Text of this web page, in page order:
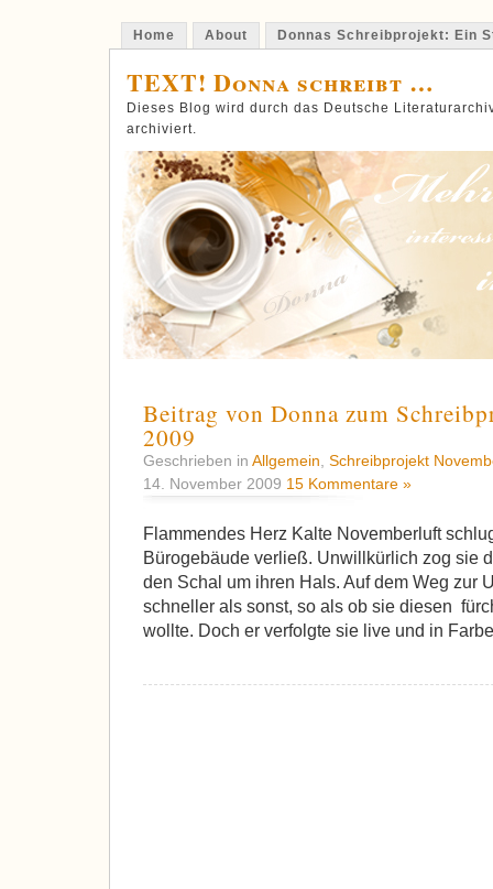
Home About Donnas Schreibprojekt: Ein
TEXT! Donna schreibt …
Dieses Blog wird durch das Deutsche
archiviert.
Beitrag von Donna zum
2009
Geschrieben in Allgemein Schreibprojekt
14. November 2009 15 Kommentare »
Flammendes Herz Kalte Novemberluft
Bürogebäude verließ. Unwillkürlich zog sie
den Schal um ihren Hals. Auf dem Weg zur
schneller als sonst, so als ob sie diesen
wollte. Doch er verfolgte sie live und in